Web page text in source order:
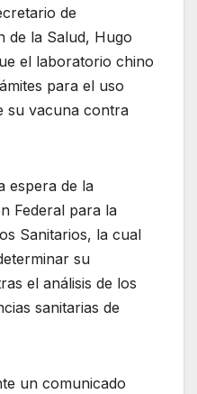
de
de la Salud, Hugo
el laboratorio chino
para el uso
su vacuna contra
espera de la
Federal para la
Sanitarios, la cual
su
el análisis de los
sanitarias de
un comunicado